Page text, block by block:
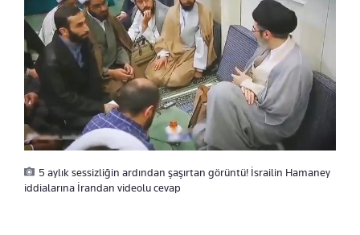
5 aylık sessizliğin ardından şaşırtan görüntü! İsrailin Hamaney
iddialarına İrandan videolu cevap